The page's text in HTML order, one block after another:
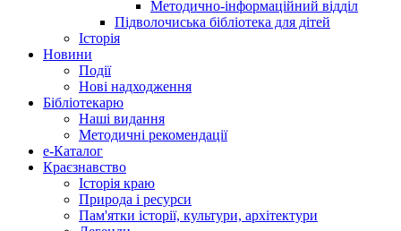
Методично-інформаційний відділ
Підволочиська бібліотека для дітей
Історія
Новини
Події
Нові надходження
Бібліотекарю
Наші видання
Методичні рекомендації
e-Каталог
Краєзнавство
Історія краю
Природа і ресурси
Пам'ятки історії, культури, архітектури